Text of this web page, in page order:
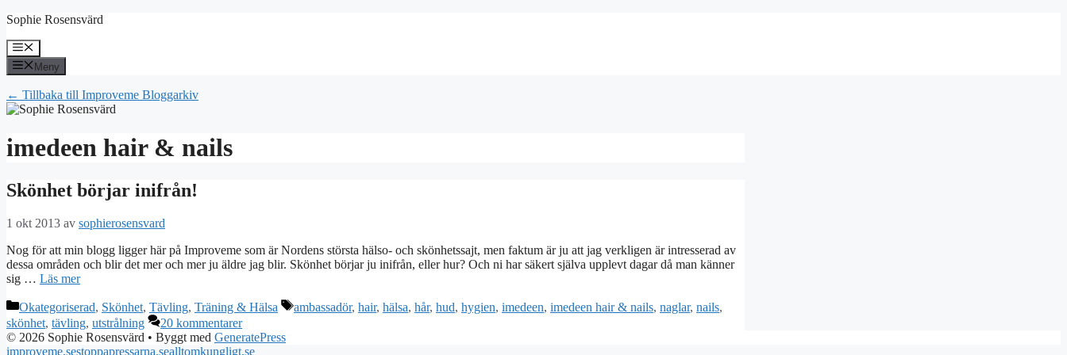
Hoppa
innehåll
Sophie Rosensvärd
Meny
Meny
← Tillbaka till Improveme Bloggarkiv
imedeen hair & nails
Skönhet börjar inifrån!
1 okt 2013 av sophierosensvard
Nog för att min blogg ligger här på Improveme som är Nordens största hälso- och skönhetssajt, men faktum är ju att jag verkligen är intresserad av
dessa områden och blir det mer och mer ju äldre jag blir. Skönhet börjar ju inifrån, eller hur? Och ni har säkert själva upplevt dagar då man känner
sig … Läs mer
Kategorier
Okategoriserad, Skönhet, Tävling, Träning & Hälsa Etiketter
ambassadör, hair, hälsa, hår, hud, hygien, imedeen, imedeen hair & nails, naglar, nails,
skönhet, tävling, utstrålning
20 kommentarer
© 2026 Sophie Rosensvärd • Byggt med GeneratePress
improveme.sestoppapressarna.sealltomkungligt.se